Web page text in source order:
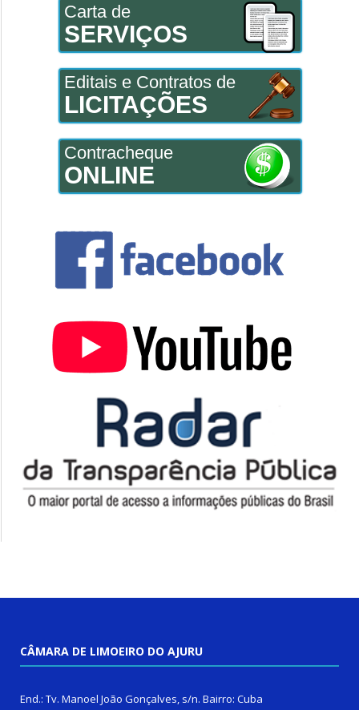
Carta de
SERVIÇOS
Editais e Contratos de
LICITAÇÕES
Contracheque
ONLINE
CÂMARA DE LIMOEIRO DO AJURU
End.: Tv. Manoel João Gonçalves, s/n. Bairro: Cuba